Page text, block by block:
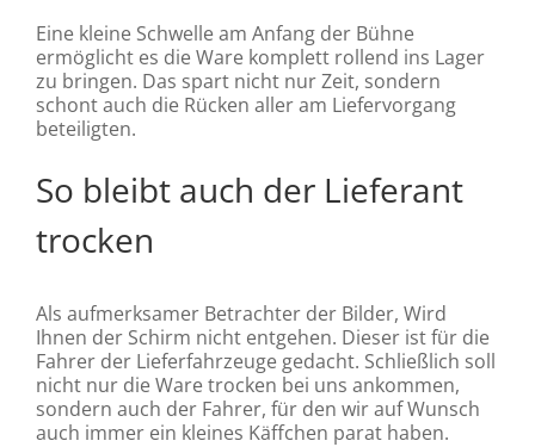
Eine kleine Schwelle am Anfang der Bühne
ermöglicht es die Ware komplett rollend ins Lager
zu bringen. Das spart nicht nur Zeit, sondern
schont auch die Rücken aller am Liefervorgang
beteiligten.
So bleibt auch der Lieferant
trocken
Als aufmerksamer Betrachter der Bilder, Wird
Ihnen der Schirm nicht entgehen. Dieser ist für die
Fahrer der Lieferfahrzeuge gedacht. Schließlich soll
nicht nur die Ware trocken bei uns ankommen,
sondern auch der Fahrer, für den wir auf Wunsch
auch immer ein kleines Käffchen parat haben.